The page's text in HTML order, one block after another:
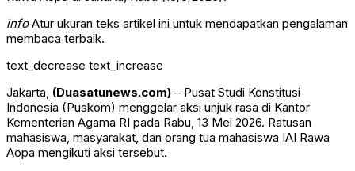
infoAtur ukuran teks artikel ini untuk mendapatkan pengalaman
membaca terbaik.
text_decrease text_increase
Jakarta, (Duasatunews.com) – Pusat Studi Konstitusi
Indonesia (Puskom) menggelar aksi unjuk rasa di Kantor
Kementerian Agama RI pada Rabu, 13 Mei 2026. Ratusan
mahasiswa, masyarakat, dan orang tua mahasiswa IAI Rawa
Aopa mengikuti aksi tersebut.